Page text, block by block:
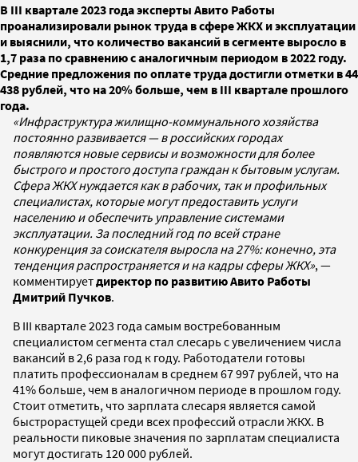
В III квартале 2023 года эксперты Авито Работы
проанализировали рынок труда в сфере ЖКХ и эксплуатации
и выяснили, что количество вакансий в сегменте выросло в
1,7 раза по сравнению с аналогичным периодом в 2022 году.
Средние предложения по оплате труда достигли отметки в 44
438 рублей, что на 20% больше, чем в III квартале прошлого
года.
«Инфраструктура жилищно-коммунального хозяйства
постоянно развивается — в российских городах
появляются новые сервисы и возможности для более
быстрого и простого доступа граждан к бытовым услугам.
Сфера ЖКХ нуждается как в рабочих, так и профильных
специалистах, которые могут предоставить услуги
населению и обеспечить управление системами
эксплуатации. За последний год по всей стране
конкуренция за соискателя выросла на 27%: конечно, эта
тенденция распространяется и на кадры сферы ЖКХ»‎, —
комментируетдиректор по развитию Авито Работы
Дмитрий Пучков.
В III квартале 2023 года самым востребованным
специалистом сегмента стал слесарь с увеличением числа
вакансий в 2,6 раза год к году. Работодатели готовы
платить профессионалам в среднем 67 997 рублей, что на
41% больше, чем в аналогичном периоде в прошлом году.
Стоит отметить, что зарплата слесаря является самой
быстрорастущей среди всех профессий отрасли ЖКХ. В
реальности пиковые значения по зарплатам специалиста
могут достигать 120 000 рублей.